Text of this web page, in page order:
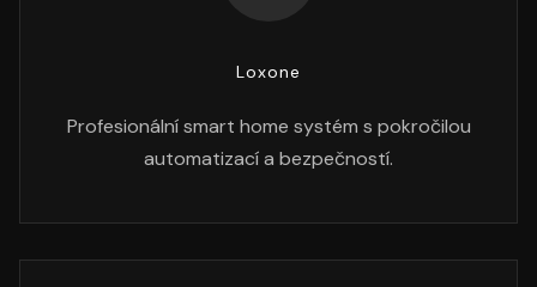
Loxone
Profesionální smart home systém s pokročilou
automatizací a bezpečností.